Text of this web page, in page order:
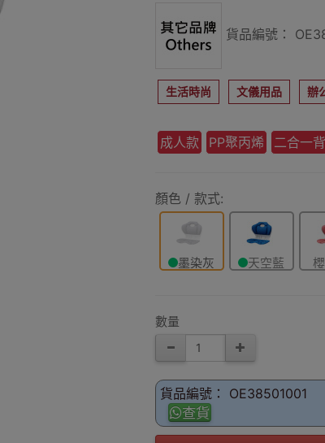
貨品編號：
生活時尚 文儀用品 辦
成人款 PP聚丙烯 二合一
顏色 / 款式:
墨染灰 天空藍
數量
貨品編號： OE38501001
查貨